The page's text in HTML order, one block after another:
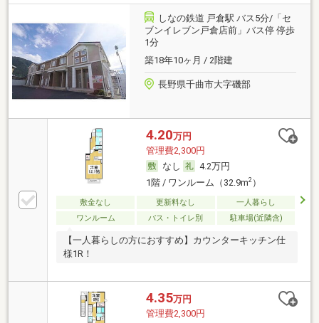
しなの鉄道 戸倉駅 バス5分/「セ
ブンイレブン戸倉店前」バス停 停歩
1分
築18年10ヶ月 / 2階建
長野県千曲市大字磯部
4.20万円
管理費2,300円
なし
4.2万円
1階 / ワンルーム（32.9m2）
敷金なし 更新料なし
一人暮らし
ワンルーム
バス・トイレ別 駐車場(近隣含)
【一人暮らしの方におすすめ】カウンターキッチン仕
様1R！
4.35万円
管理費2,300円